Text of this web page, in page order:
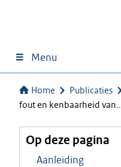
Menu
Home Publicaties
fout en kenbaarheid
Op deze pagina
Aanleiding